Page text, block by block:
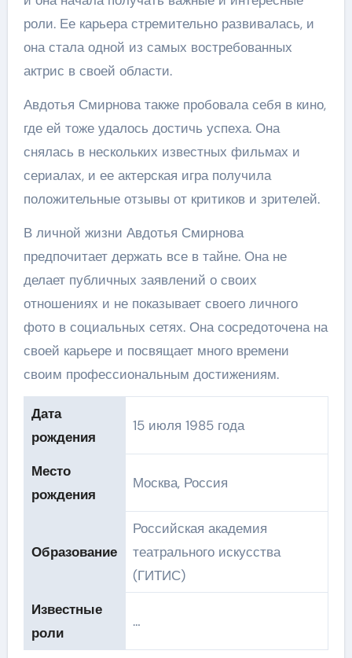
роли. Ее карьера стремительно развивалась, и
она стала одной из самых востребованных
актрис в своей области.
Авдотья Смирнова также пробовала себя в кино,
где ей тоже удалось достичь успеха. Она
снялась в нескольких известных фильмах и
сериалах, и ее актерская игра получила
положительные отзывы от критиков и зрителей.
В личной жизни Авдотья Смирнова
предпочитает держать все в тайне. Она не
делает публичных заявлений о своих
отношениях и не показывает своего личного
фото в социальных сетях. Она сосредоточена на
своей карьере и посвящает много времени
своим профессиональным достижениям.
Дата
рождения
15 июля 1985 года
Место
рождения
Москва, Россия
Образование
Российская академия
театрального искусства
(ГИТИС)
Известные
роли
…